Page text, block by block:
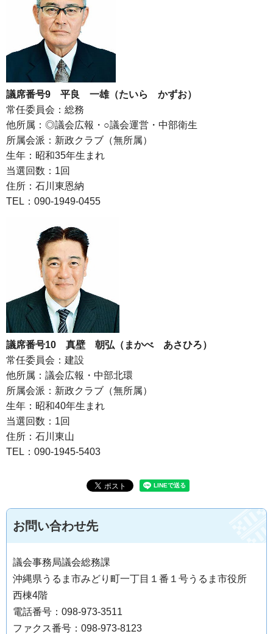
議席番号9 平良 一雄（たいら かずお）
常任委員会：総務
他所属：◎議会広報・○議会運営・中部衛生
所属会派：新政クラブ（無所属）
生年：昭和35年生まれ
当選回数：1回
住所：石川東恩納
TEL：090-1949-0455
議席番号10 真壁 朝弘（まかべ あさひろ）
常任委員会：建設
他所属：議会広報・中部北環
所属会派：新政クラブ（無所属）
生年：昭和40年生まれ
当選回数：1回
住所：石川東山
TEL：090-1945-5403
お問い合わせ先
議会事務局議会総務課
沖縄県うるま市みどり町一丁目１番１号うるま市役所
西棟4階
電話番号：098-973-3511
ファクス番号：098-973-8123